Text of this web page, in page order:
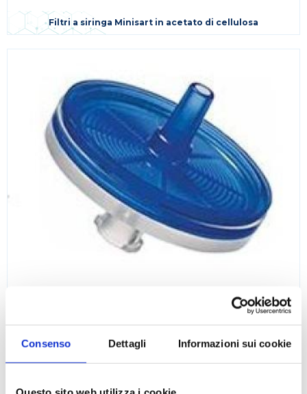
Consenso Dettagli Informazioni sui cookie
Filtri a siringa Minisart in acetato di cellulosa
Filtri a siringa minisart in acetato di cellulosa